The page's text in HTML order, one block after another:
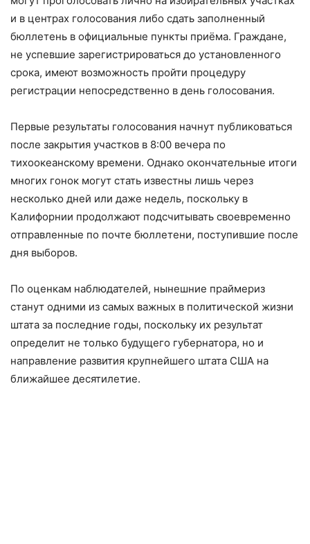
и в центрах голосования либо сдать заполненный
бюллетень в официальные пункты приёма. Граждане,
не успевшие зарегистрироваться до установленного
срока, имеют возможность пройти процедуру
регистрации непосредственно в день голосования.
Первые результаты голосования начнут публиковаться
после закрытия участков в 8:00 вечера по
тихоокеанскому времени. Однако окончательные итоги
многих гонок могут стать известны лишь через
несколько дней или даже недель, поскольку в
Калифорнии продолжают подсчитывать своевременно
отправленные по почте бюллетени, поступившие после
дня выборов.
По оценкам наблюдателей, нынешние праймериз
станут одними из самых важных в политической жизни
штата за последние годы, поскольку их результат
определит не только будущего губернатора, но и
направление развития крупнейшего штата США на
ближайшее десятилетие.